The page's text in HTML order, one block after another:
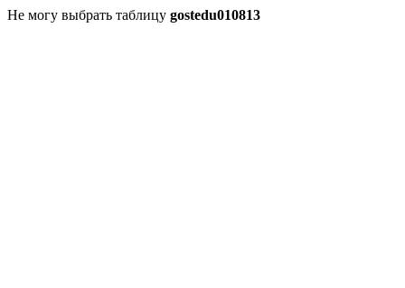
Не могу выбрать таблицу gostedu010813